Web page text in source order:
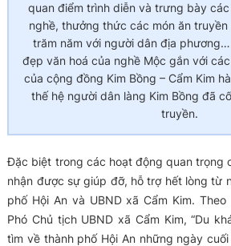
quan điểm trình diễn và trưng bày
nghề, thưởng thức các món ăn
trăm năm với người dân địa
đẹp văn hoá của nghề Mộc gắn với
của cộng đồng Kim Bồng – Cẩm Kim
thế hệ người dân làng Kim Bồng đã
truyền.
Đặc biệt trong các hoạt động quan trọng
nhận được sự giúp đỡ, hỗ trợ hết lòng từ
phố Hội An và UBND xã Cẩm Kim.
Phó Chủ tịch UBND xã Cẩm Kim,“Du
tìm về thành phố Hội An những ngày